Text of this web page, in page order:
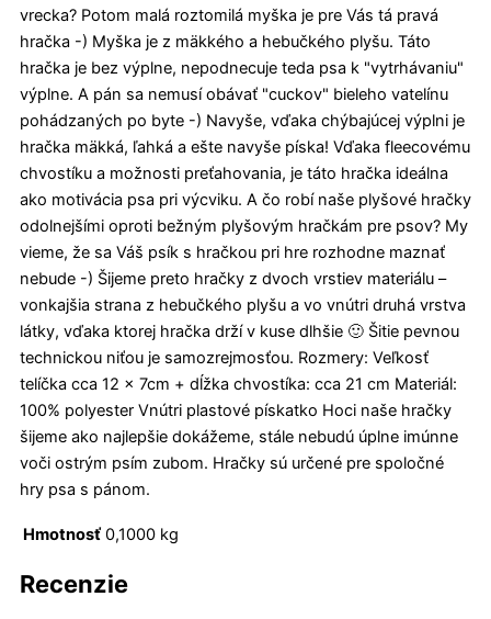
vrecka? Potom malá roztomilá myška je pre Vás tá pravá
hračka -) Myška je z mäkkého a hebučkého plyšu. Táto
hračka je bez výplne, nepodnecuje teda psa k "vytrhávaniu"
výplne. A pán sa nemusí obávať "cuckov" bieleho vatelínu
pohádzaných po byte -) Navyše, vďaka chýbajúcej výplni je
hračka mäkká, ľahká a ešte navyše píska! Vďaka fleecovému
chvostíku a možnosti preťahovania, je táto hračka ideálna
ako motivácia psa pri výcviku. A čo robí naše plyšové hračky
odolnejšími oproti bežným plyšovým hračkám pre psov? My
vieme, že sa Váš psík s hračkou pri hre rozhodne maznať
nebude -) Šijeme preto hračky z dvoch vrstiev materiálu –
vonkajšia strana z hebučkého plyšu a vo vnútri druhá vrstva
látky, vďaka ktorej hračka drží v kuse dlhšie 🙂 Šitie pevnou
technickou niťou je samozrejmosťou. Rozmery: Veľkosť
telíčka cca 12 x 7cm + dĺžka chvostíka: cca 21 cm Materiál:
100% polyester Vnútri plastové pískatko Hoci naše hračky
šijeme ako najlepšie dokážeme, stále nebudú úplne imúnne
voči ostrým psím zubom. Hračky sú určené pre spoločné
hry psa s pánom.
Hmotnosť 0,1000 kg
Recenzie